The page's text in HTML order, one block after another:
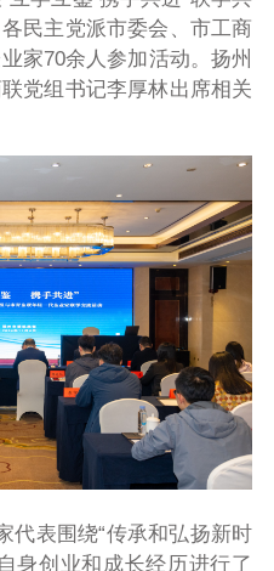
民主党派市委会、市工商
家70余人参加活动。扬州
党组书记李厚林出席相关
表围绕“传承和弘扬新时
身创业和成长经历进行了